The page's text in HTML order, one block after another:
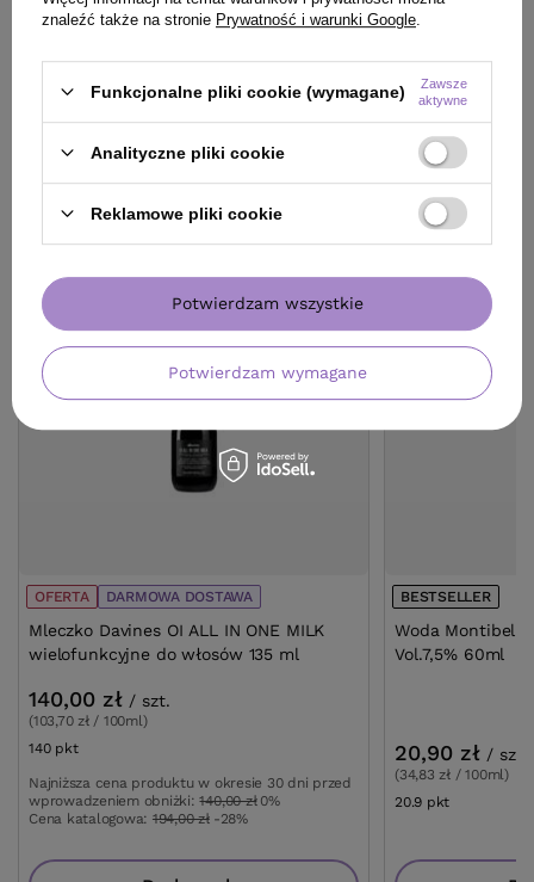
KLIENCI, KTÓRZY KUPILI TEN
PRODUKT KUPILI TAKŻE
OFERTA DARMOWA DOSTAWA
Mleczko Davines OI ALL IN ONE MILK
wielofunkcyjne do włosów 135 ml
140,00 zł / szt.
(103,70 zł / 100ml)
140 pktpunktów
Najniższa cena produktu w okresie 30 dni przed
wprowadzeniem obniżki:140,00 zł 0%
Cena katalogowa: 194,00 zł -28%
BESTSELLER
Woda Montibello
Vol.7,5% 60ml
20,90 zł / szt.
(34,83 zł / 100ml)
20.9 pkt
znaleźć także na stronie Prywatność i warunki Google
Funkcjonalne pliki cookie (wymagane)
Zawsze
aktywne
Analityczne pliki cookie
Reklamowe pliki cookie
Potwierdzam wymagane
Potwierdzam wszystkie